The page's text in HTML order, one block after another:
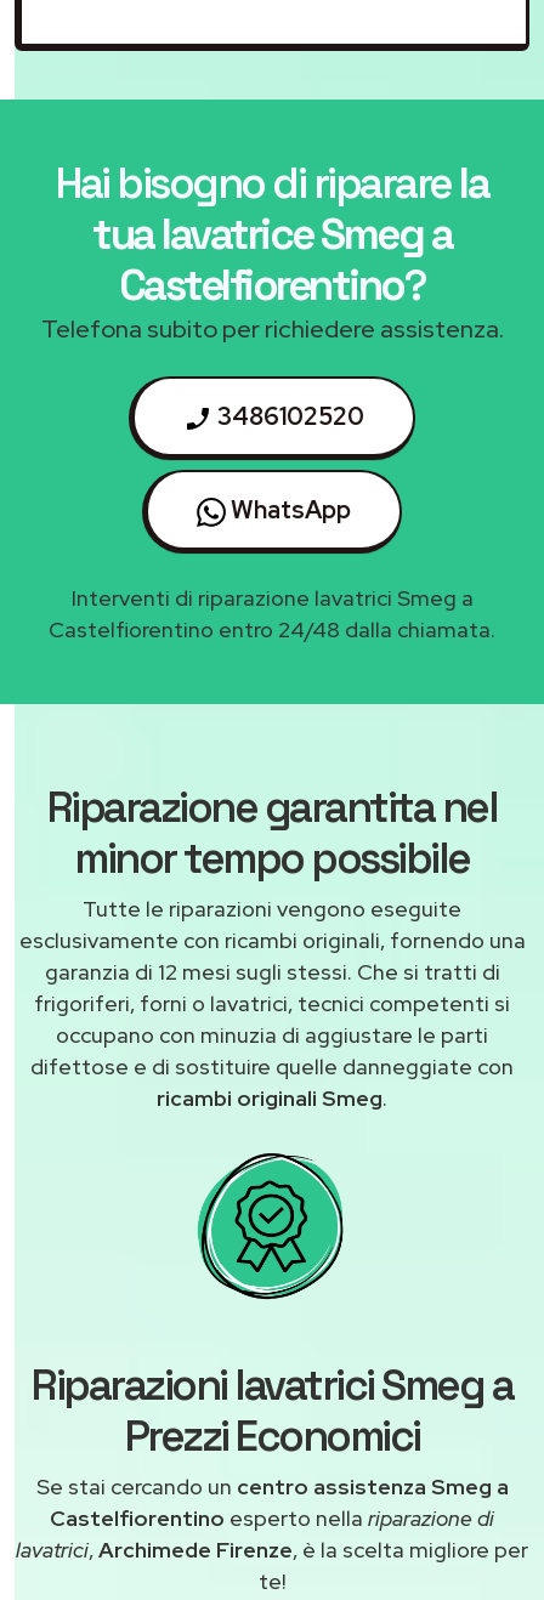
Hai bisogno di ripararela
tua lavatrice Smeg a
Castelfiorentino?
Telefona subito per richiedere assistenza.
3486102520
WhatsApp
Interventi di riparazione lavatrici Smeg a
Castelfiorentino entro 24/48 dalla chiamata.
Riparazione garantita nel
minor tempo possibile
Tutte le riparazioni vengono eseguite
esclusivamente con ricambi originali, fornendo una
garanzia di 12 mesi sugli stessi. Che si tratti di
frigoriferi, forni o lavatrici, tecnici competenti si
occupano con minuzia di aggiustare le parti
difettose e di sostituire quelle danneggiate con
ricambi originali Smeg.
Riparazioni lavatrici Smeg a
Prezzi Economici
Se stai cercando un centro assistenza Smeg a
Castelfiorentino esperto nella riparazione di
lavatrici,Archimede Firenze, è la scelta migliore per
te!